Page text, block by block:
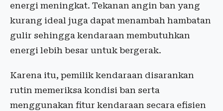
energi meningkat. Tekanan angin ban yang
kurang ideal juga dapat menambah hambatan
gulir sehingga kendaraan membutuhkan
energi lebih besar untuk bergerak.
Karena itu, pemilik kendaraan disarankan
rutin memeriksa kondisi ban serta
menggunakan fitur kendaraan secara efisien